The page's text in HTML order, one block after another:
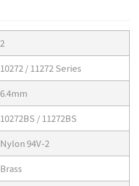
2
10272 / 11272 Series
6.4mm
10272BS / 11272BS
Nylon 94V-2
Brass